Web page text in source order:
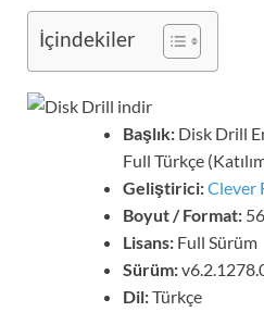
İçindekiler
Başlık:Disk Drill
Full Türkçe
Geliştirici:Clever
Boyut / Format:
Lisans: Full Sürüm
Sürüm:
Dil:Türkçe